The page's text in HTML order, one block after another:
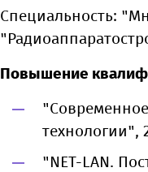
Специальность:
Повышение
технологии",
"NET-LAN.